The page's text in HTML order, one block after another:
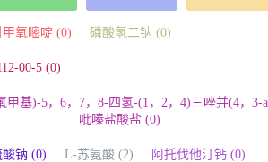
氧嘧啶 (0) 磷酸氢二钠 (0)
00-5 (0)
甲基)-5，6，7，8-四氢-(1，2，4)三唑并(4，3-
吡嗪盐酸盐 (0)
钠 (0) L-苏氨酸 (2) 阿托伐他汀钙 (0)